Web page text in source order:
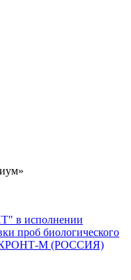
в исполнении
проб биологического
КРОНТ-М (РОССИЯ)